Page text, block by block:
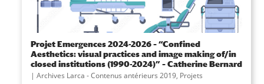
Projet Emergences 2024-2026 – “Confined
Aesthetics: visual practices and image making of/in
closed institutions (1990-2024)” – Catherine Bernard
| Archives Larca - Contenus antérieurs 2019, Projets